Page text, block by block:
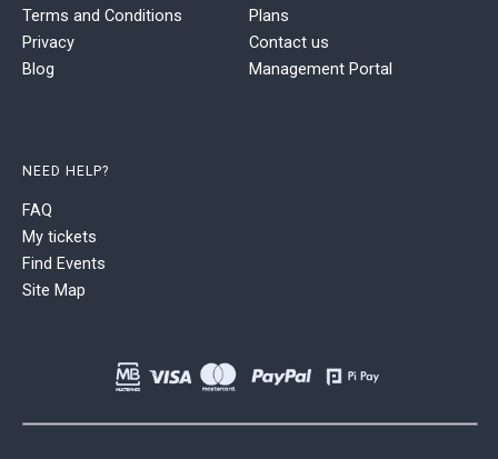
Terms and Conditions
Privacy
Blog
Plans
Contact us
Management Portal
NEED HELP?
FAQ
My tickets
Find Events
Site Map